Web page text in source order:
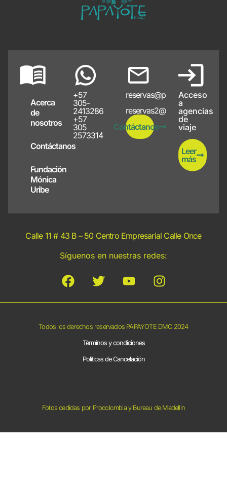
Acerca
de
nosotros
Contáctanos
Fundación
Mónica
Uribe
+57
305-
2413286
+57
305
2573314
reservas@papayote.com
reservas2@papayote.com
Contáctanos
Acceso
a
agencias
de
viaje
Leer
más
Calle 11 # 43 B – 50 Centro Empresarial Calle Once
Síguenos en nuestras redes:
Todos los derechos reservados PAPAYOTE DMC 2024
Términos y condiciones
Políticas de Cancelación
Fotos cedidas por Procolombia y Bureau de Medellin